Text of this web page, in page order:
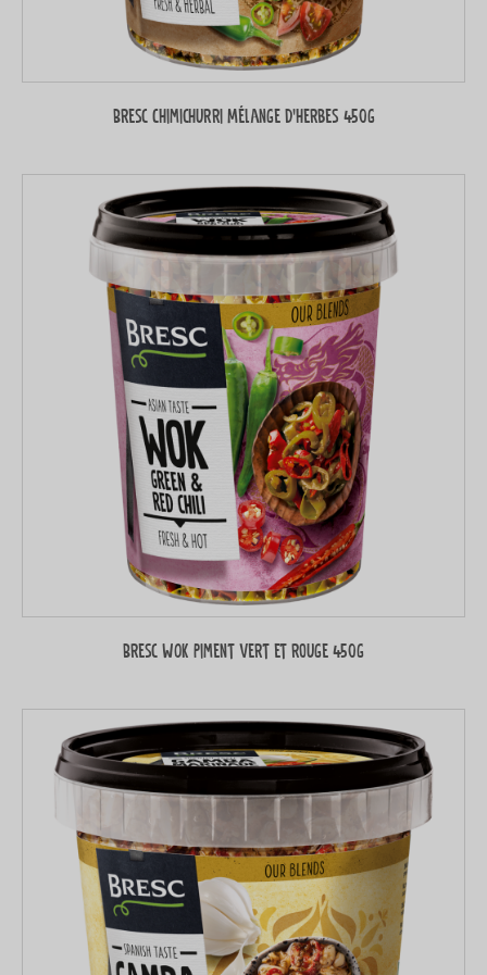
Bresc Chimichurri Mélange d’herbes 450g
Bresc WOK Piment vert et rouge 450g